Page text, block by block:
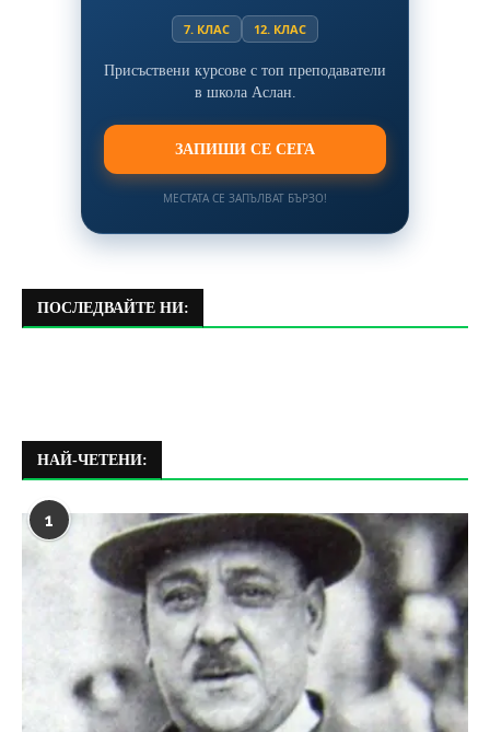
7. КЛАС 12. КЛАС
Присъствени курсове с топ преподаватели
в школа Аслан.
ЗАПИШИ СЕ СЕГА
МЕСТАТА СЕ ЗАПЪЛВАТ БЪРЗО!
ПОСЛЕДВАЙТЕ НИ:
НАЙ-ЧЕТЕНИ:
1